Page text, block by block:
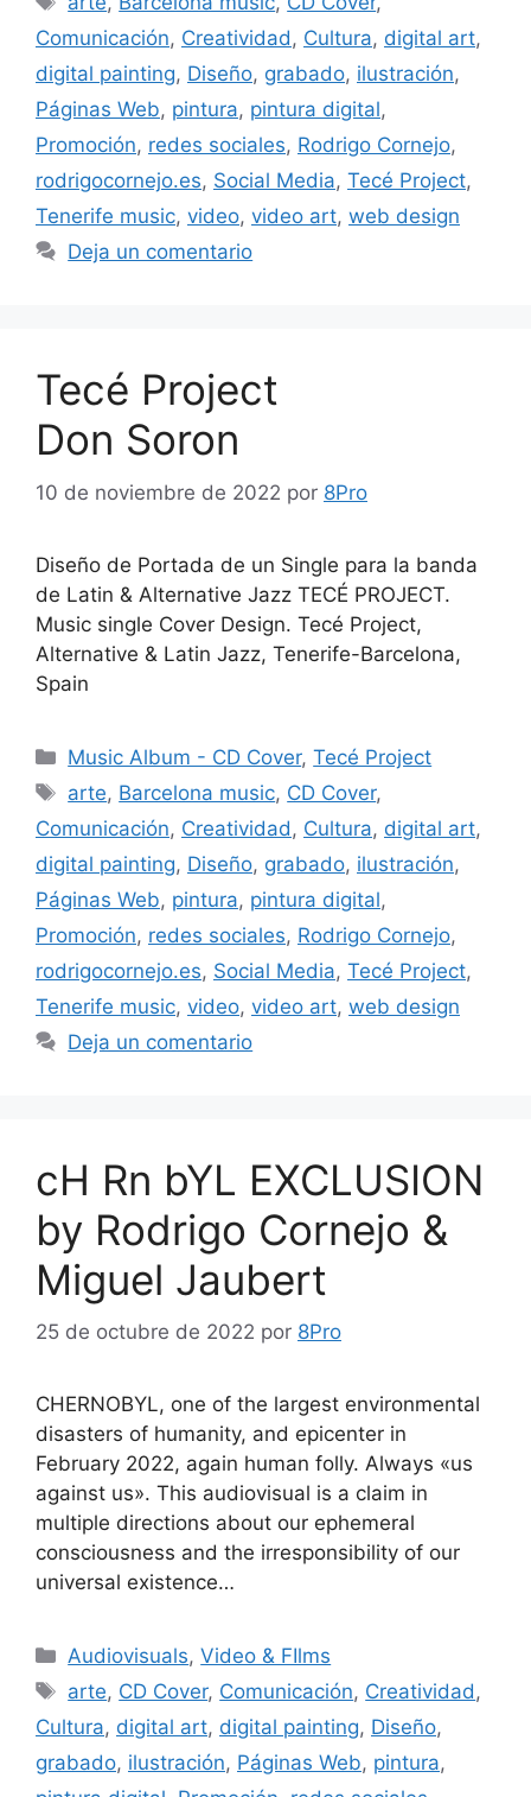
Comunicación, Creatividad, Cultura, digital art,
digital painting, Diseño, grabado, ilustración,
Páginas Web, pintura, pintura digital,
Promoción, redes sociales, Rodrigo Cornejo,
rodrigocornejo.es, Social Media, Tecé Project,
Tenerife music, video, video art, web design
Deja un comentario
Tecé Project
Don Soron
10 de noviembre de 2022 por 8Pro
Diseño de Portada de un Single para la banda
de Latin & Alternative Jazz TECÉ PROJECT.
Music single Cover Design. Tecé Project,
Alternative & Latin Jazz, Tenerife-Barcelona,
Spain
Music Album - CD Cover,Tecé Project
arte, Barcelona music, CD Cover,
Comunicación, Creatividad , Cultura, digital art,
digital painting, Diseño, grabado, ilustración,
Páginas Web, pintura, pintura digital,
Promoción, redes sociales, Rodrigo Cornejo,
rodrigocornejo.es, Social Media, Tecé Project,
Tenerife music, video, video art, web design
Deja un comentario
cH Rn bYL EXCLUSION
by Rodrigo Cornejo &
Miguel Jaubert
25 de octubre de 2022 por 8Pro
CHERNOBYL, one of the largest environmental
disasters of humanity, and epicenter in
February 2022, again human folly. Always «us
against us». This audiovisual is a claim in
multiple directions about our ephemeral
consciousness and the irresponsibility of our
universal existence…
Audiovisuals,Video & FIlms
arte, CD Cover, Comunicación, Creatividad,
Cultura, digital art, digital painting, Diseño,
grabado, ilustración, Páginas Web, pintura,